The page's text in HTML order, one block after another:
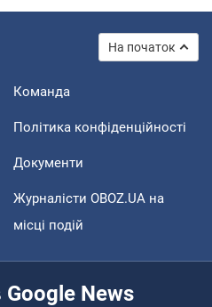
На початок
Команда
Політика конфіденційності
Документи
Журналісти OBOZ.UA на
місці подій
Google News